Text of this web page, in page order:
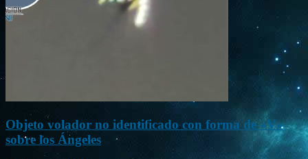
Objeto volador no identificado con forma de «V»
sobre los Ángeles